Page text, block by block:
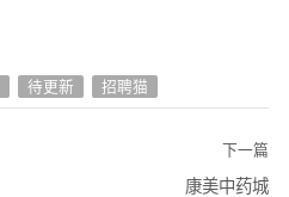
待更新 招聘猫
下一篇
康美中药城